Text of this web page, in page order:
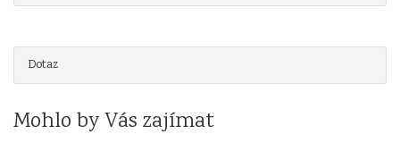
Dotaz
Mohlo by Vás zajímat